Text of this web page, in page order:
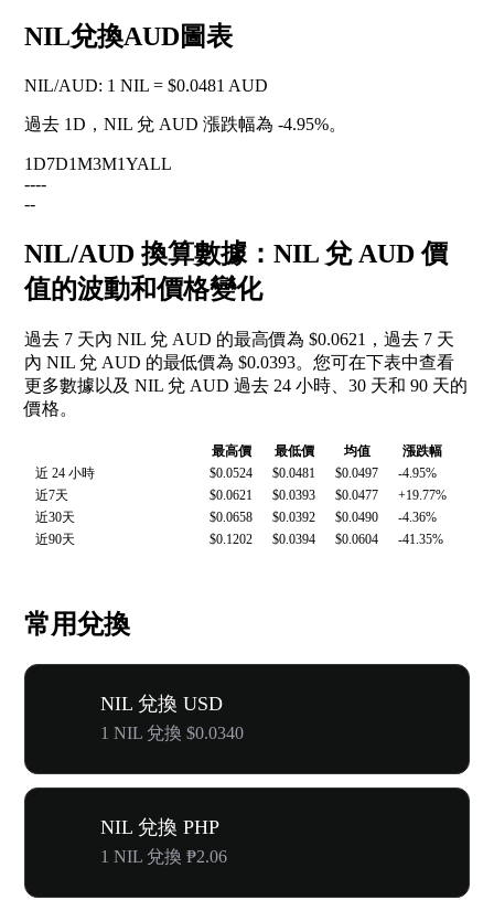
NIL兌換AUD圖表
NIL/AUD: 1 NIL = $0.0481 AUD
過去 1D，NIL 兌 AUD 漲跌幅為 -4.95%。
1D7D1M3M1YALL
----
--
NIL/AUD 換算數據：NIL 兌 AUD 價
值的波動和價格變化
過去 7 天內 NIL 兌 AUD 的最高價為 $0.0621，過去 7 天
內 NIL 兌 AUD 的最低價為 $0.0393。您可在下表中查看
更多數據以及 NIL 兌 AUD 過去 24 小時、30 天和 90 天的
價格。
最高價 最低價 均值
漲跌幅
近 24 小時
$0.0524 $0.0481 $0.0497
-4.95%
近7天
$0.0621 $0.0393 $0.0477
+19.77%
近30天
$0.0658 $0.0392 $0.0490
-4.36%
近90天
$0.1202 $0.0394 $0.0604 -41.35%
常用兌換
NIL 兌換 USD
1 NIL 兌換 $0.0340
NIL 兌換 PHP
1 NIL 兌換 ₱2.06